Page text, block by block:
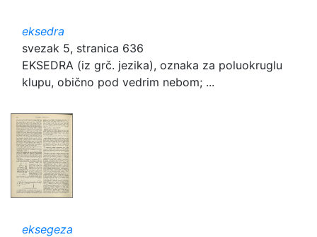
eksedra
svezak 5, stranica 636
EKSEDRA (iz grč. jezika), oznaka za poluokruglu
klupu, obično pod vedrim nebom; ...
eksegeza